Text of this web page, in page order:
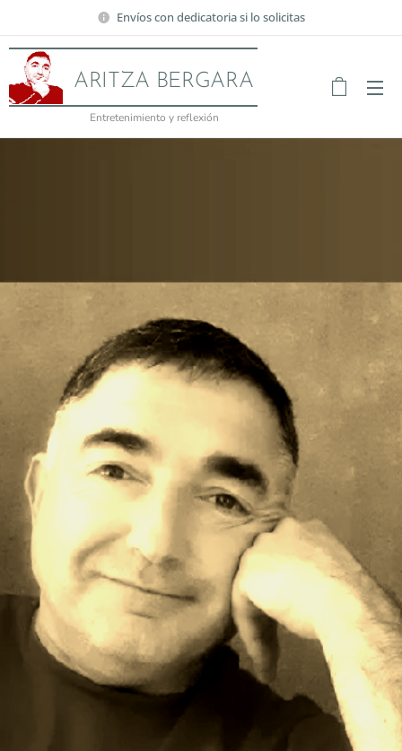
Envíos con dedicatoria si lo solicitas
ARITZA BERGARA
Entretenimiento y reflexión